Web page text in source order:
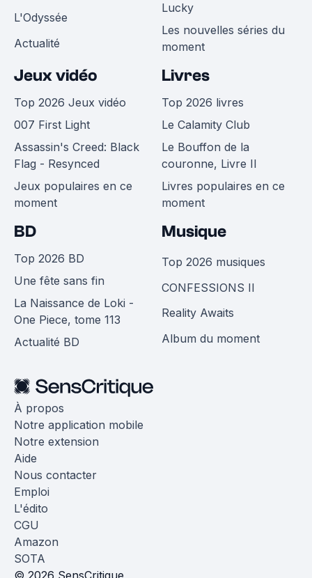
L'Odyssée
Actualité
Lucky
Les nouvelles séries du
moment
Jeux vidéo
Top 2026 Jeux vidéo
007 First Light
Assassin's Creed: Black
Flag - Resynced
Jeux populaires en ce
moment
Livres
Top 2026 livres
Le Calamity Club
Le Bouffon de la
couronne, Livre II
Livres populaires en ce
moment
BD
Top 2026 BD
Une fête sans fin
La Naissance de Loki -
One Piece, tome 113
Actualité BD
Musique
Top 2026 musiques
CONFESSIONS II
Reality Awaits
Album du moment
À propos
Notre application mobile
Notre extension
Aide
Nous contacter
Emploi
L'édito
CGU
Amazon
SOTA
© 2026 SensCritique